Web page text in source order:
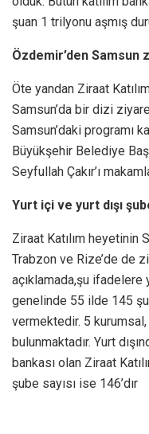
şuan 1 trilyonu aşmış
Özdemir’den Samsun
Öte yandan Ziraat
Samsun’da bir dizi
Samsun’daki programı
Büyükşehir Belediye
Seyfullah Çakır’ı
Yurt içi ve yurt dışı
Ziraat Katılım heyetinin
Trabzon ve Rize’de de
açıklamada,şu ifadelere
genelinde 55 ilde 145
vermektedir. 5
bulunmaktadır. Yurt
bankası olan Ziraat
şube sayısı ise 146’dır